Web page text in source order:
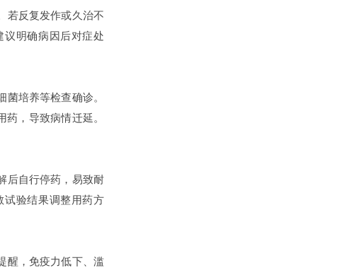
若反复发作或久治不
明确病因后对症处
培养等检查确诊。
，导致病情迁延。
后自行停药，易致耐
试验结果调整用药方
醒，免疫力低下、滥